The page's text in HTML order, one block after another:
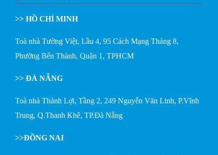
>> HỒ CHÍ MINH
Toà nhà Tường Việt, Lầu 4, 95 Cách Mạng Tháng 8,
Phường Bến Thành, Quận 1, TPHCM
>> ĐÀ NẴNG
Toà nhà Thành Lợi, Tầng 2, 249 Nguyễn Văn Linh, P.Vĩnh
Trung, Q.Thanh Khê, TP.Đà Nẵng
>>ĐỒNG NAI